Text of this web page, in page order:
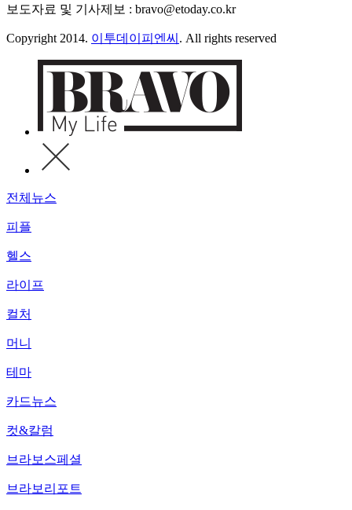
보도자료 및 기사제보 : bravo@etoday.co.kr
Copyright 2014. 이투데이피엔씨 . All rights reserved
전체뉴스
피플
헬스
라이프
컬처
머니
테마
카드뉴스
컷&칼럼
브라보스페셜
브라보리포트